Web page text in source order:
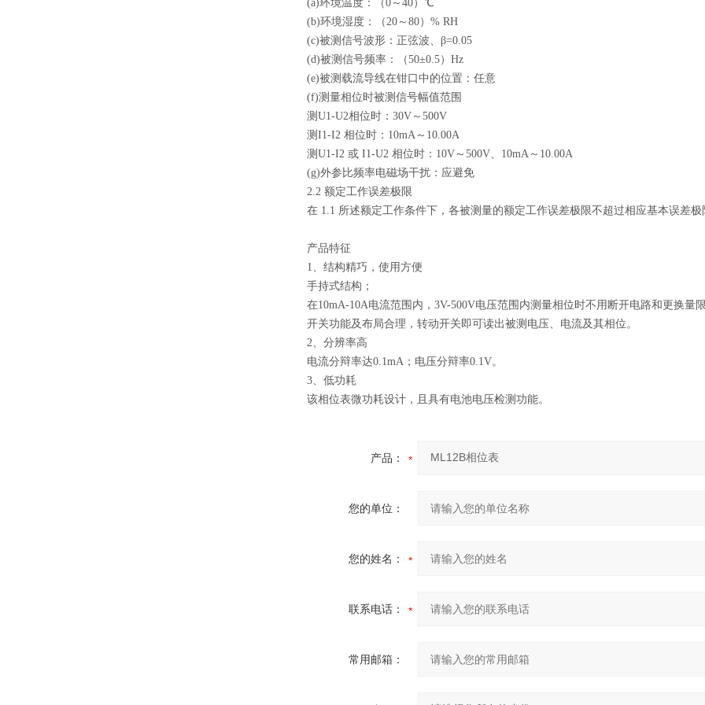
(a)环境温度：（0～40）℃
(b)环境湿度：（20～80）% RH
(c)被测信号波形：正弦波、β=0.05
(d)被测信号频率：（50±0.5）Hz
(e)被测载流导线在钳口中的位置：任意
(f)测量相位时被测信号幅值范围
测U1-U2相位时：30V～500V
测I1-I2 相位时：10mA～10.00A
测U1-I2 或 I1-U2 相位时：10V～500V、10mA～10.00A
(g)外参比频率电磁场干扰：应避免
2.2 额定工作误差极限
在 1.1 所述额定工作条件下，各被测量的额定工作误差极限不超过相应基本误差极
产品特征
1、结构精巧，使用方便
手持式结构；
在10mA-10A电流范围内，3V-500V电压范围内测量相位时不用断开电路和更换量限
开关功能及布局合理，转动开关即可读出被测电压、电流及其相位。
2、分辨率高
电流分辩率达0.1mA；电压分辩率0.1V。
3、低功耗
该相位表微功耗设计，且具有电池电压检测功能。
产品：
您的单位：
您的姓名：
联系电话：
常用邮箱：